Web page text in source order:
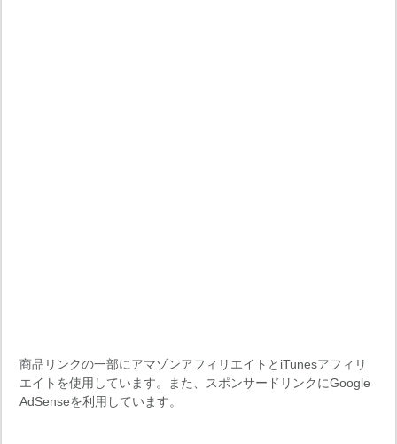
商品リンクの一部にアマゾンアフィリエイトとiTunesアフィリ
エイトを使用しています。また、スポンサードリンクにGoogle
AdSenseを利用しています。